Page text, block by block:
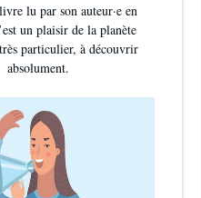
lu par son auteur·e en
un plaisir de la planète
particulier, à découvrir
absolument.